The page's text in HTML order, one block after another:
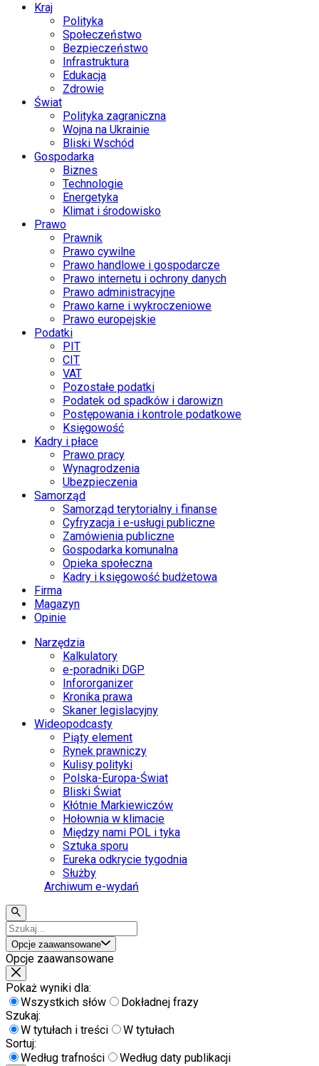
Kraj
Polityka
Społeczeństwo
Bezpieczeństwo
Infrastruktura
Edukacja
Zdrowie
Świat
Polityka zagraniczna
Wojna na Ukrainie
Bliski Wschód
Gospodarka
Biznes
Technologie
Energetyka
Klimat i środowisko
Prawo
Prawnik
Prawo cywilne
Prawo handlowe i gospodarcze
Prawo internetu i ochrony danych
Prawo administracyjne
Prawo karne i wykroczeniowe
Prawo europejskie
Podatki
PIT
CIT
VAT
Pozostałe podatki
Podatek od spadków i darowizn
Postępowania i kontrole podatkowe
Księgowość
Kadry i płace
Prawo pracy
Wynagrodzenia
Ubezpieczenia
Samorząd
Samorząd terytorialny i finanse
Cyfryzacja i e-usługi publiczne
Zamówienia publiczne
Gospodarka komunalna
Opieka społeczna
Kadry i księgowość budżetowa
Firma
Magazyn
Opinie
Narzędzia
Kalkulatory
e-poradniki DGP
Infororganizer
Kronika prawa
Skaner legislacyjny
Wideopodcasty
Piąty element
Rynek prawniczy
Kulisy polityki
Polska-Europa-Świat
Bliski Świat
Kłótnie Markiewiczów
Hołownia w klimacie
Między nami POL i tyka
Sztuka sporu
Eureka odkrycie tygodnia
Służby
Archiwum e-wydań
Opcje zaawansowane
Opcje zaawansowane
Pokaż wyniki dla:
Wszystkich słów
Dokładnej frazy
Szukaj:
W tytułach i treści
W tytułach
Sortuj:
Według trafności
Według daty publikacji